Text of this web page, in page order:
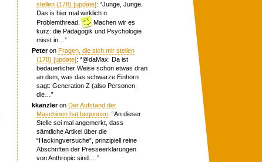
stellen (178) [update]: “Junge, Junge.
Das is hier mal wirklich n
Problemthread.
Machen wir es
kurz: die Pädagogik und Psychologie
misst in… ”
PeteronFragen, die sich mir stellen
(178) [update]: “@daMax: Da ist
bedauerlicher Weise schon etwas dran
an dem, was das schwarze Einhorn
sagt: Generation Z (also Personen,
die… ”
kkanzleronDer Aufstand der
Maschinen hat begonnen: “An dieser
Stelle sei mal angemerkt, dass
sämtliche Artikel über die
“Hackingversuche”, prinzipiell reine
Abschriften der Presseerklärungen
von Anthropic sind.… ”